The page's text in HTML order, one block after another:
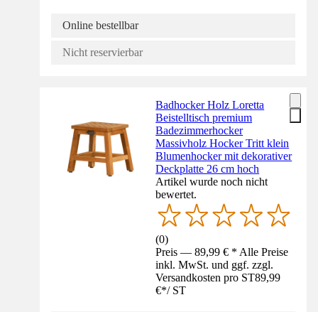
Online bestellbar
Nicht reservierbar
Badhocker Holz Loretta
Beistelltisch premium
Badezimmerhocker
Massivholz Hocker Tritt klein
Blumenhocker mit dekorativer
Deckplatte 26 cm hoch
Artikel wurde noch nicht
bewertet.
(0)
Preis — 89,99 € * Alle Preise
inkl. MwSt. und ggf. zzgl.
Versandkosten pro ST89,99
€*/ ST